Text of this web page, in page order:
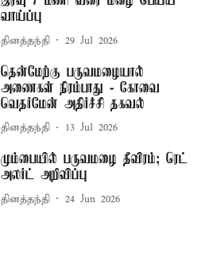
வாய்ப்பு
தினத்தந்தி 29 Jul 2026
தென்மேற்கு பருவமழையால்
அணைகள் நிரம்பாது - கோவை
வெதர்மேன் அதிர்ச்சி தகவல்
தினத்தந்தி 13 Jul 2026
மும்பையில் பருவமழை தீவிரம்; ரெட்
அலர்ட் அறிவிப்பு
தினத்தந்தி 24 Jun 2026